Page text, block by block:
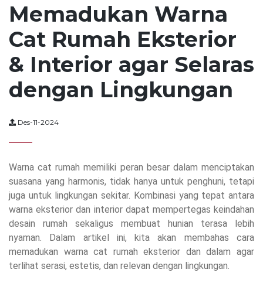
Memadukan Warna
Cat Rumah Eksterior
& Interior agar Selaras
dengan Lingkungan
Des-11-2024
Warna cat rumah memiliki peran besar dalam menciptakan
suasana yang harmonis, tidak hanya untuk penghuni, tetapi
juga untuk lingkungan sekitar. Kombinasi yang tepat antara
warna eksterior dan interior dapat mempertegas keindahan
desain rumah sekaligus membuat hunian terasa lebih
nyaman. Dalam artikel ini, kita akan membahas cara
memadukan warna cat rumah eksterior dan dalam agar
terlihat serasi, estetis, dan relevan dengan lingkungan.